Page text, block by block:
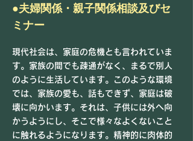
●夫婦関係・親子関係相談及びセ
ミナー
現代社会は、家庭の危機とも言われていま
す。家族の間でも疎通がなく、まるで別人
のように生活しています。このような環境
では、家族の愛も、話もできず、家庭は破
壊に向かいます。それは、子供には外へ向
かうようにし、そこで様々なよくないこと
に触れるようになります。精神的に肉体的